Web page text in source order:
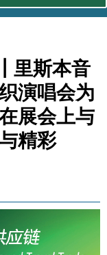
里斯本音
演唱会为
展会上与
精彩